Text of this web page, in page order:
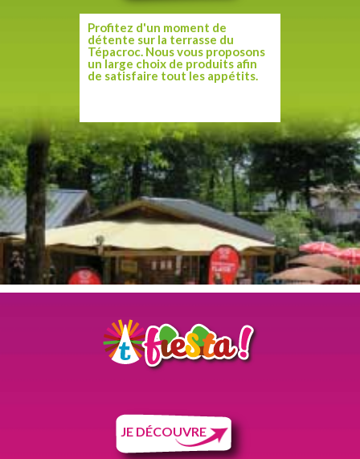
Profitez d'un moment de
détente sur la terrasse du
Tépacroc. Nous vous proposons
un large choix de produits afin
de satisfaire tout les appétits.
JE DÉCOUVRE